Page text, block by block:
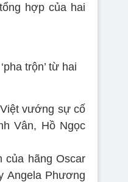
hợp của hai
trộn’ từ hai
vướng sự cố
Vân, Hồ Ngọc
của hãng Oscar
Angela Phương